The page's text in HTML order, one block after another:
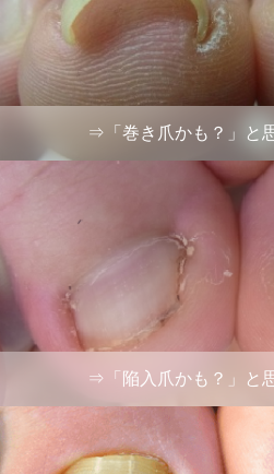
⇒「巻き爪かも？」と
⇒「陥入爪かも？」と